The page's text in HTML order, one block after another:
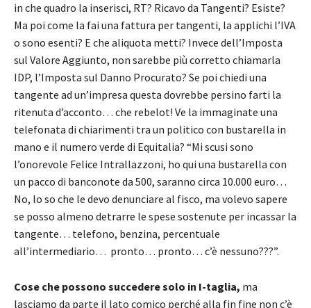
in che quadro la inserisci, RT? Ricavo da Tangenti? Esiste?
Ma poi come la fai una fattura per tangenti, la applichi l’IVA
o sono esenti? E che aliquota metti? Invece dell’Imposta
sul Valore Aggiunto, non sarebbe più corretto chiamarla
IDP, l’Imposta sul Danno Procurato? Se poi chiedi una
tangente ad un’impresa questa dovrebbe persino farti la
ritenuta d’acconto… che rebelot! Ve la immaginate una
telefonata di chiarimenti tra un politico con bustarella in
mano e il numero verde di Equitalia? “Mi scusi sono
l’onorevole Felice Intrallazzoni, ho qui una bustarella con
un pacco di banconote da 500, saranno circa 10.000 euro…
No, lo so che le devo denunciare al fisco, ma volevo sapere
se posso almeno detrarre le spese sostenute per incassar la
tangente… telefono, benzina, percentuale
all’intermediario… pronto… pronto… c’è nessuno???”.
Cose che possono succedere solo in I-taglia, ma
lasciamo da parte il lato comico perché alla fin fine non c’è